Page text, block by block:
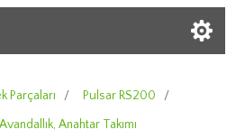
Parçaları / Pulsar RS200
/
Anahtar Takımı